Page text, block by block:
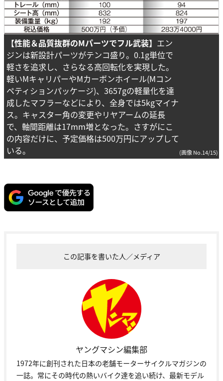
【性能＆品質抜群のMパーツでフル武装】 エン
ジンは新設計パーツがテンコ盛り。0.1g単位で
軽さを追求し、さらなる高回転化を実現した。
軽いMキャリパーやMカーボンホイール(Mコン
ペティションパッケージ)、3657gの軽量化を達
成したマフラーなどにより、全身では5kgマイナ
ス。キャスター角の変更やリヤアームの延長
で、軸間距離は17mm増となった。さすがにこ
の内容だけに、予定価格は500万円にアップして
いる。
(画像 No.14/15)
この記事を書いた人／メディア
ヤングマシン編集部
1972年に創刊された日本の老舗モーターサイクルマガジンの
一誌。常にその時代の熱いバイク達を追い続け、最新モデル